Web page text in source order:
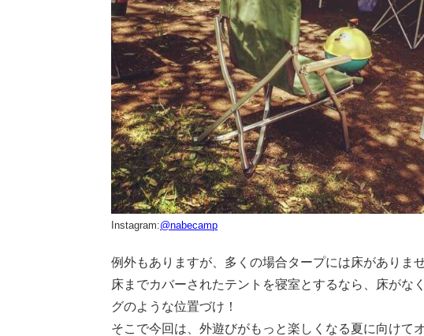
Instagram:@nabecamp
例外もありますが、多くの場合タープには床がありませ
床までカバーされたテントを寝室とするなら、床がな
グのような位置づけ！
そこで今回は、外遊びがもっと楽しくなる夏に向けて